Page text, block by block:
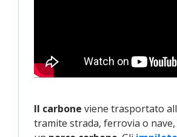
Il carbone viene trasportato
tramite strada, ferrovia o nave,